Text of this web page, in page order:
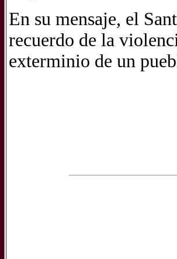
En su mensaje, el
recuerdo de la
exterminio de un